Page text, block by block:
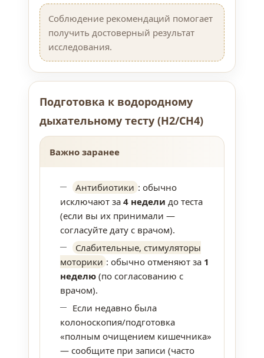
Соблюдение рекомендаций помогает
получить достоверный результат
исследования.
Подготовка к водородному
дыхательному тесту (H2/CH4)
Важно заранее
Антибиотики : обычно
исключают за 4 недели до теста
(если вы их принимали —
согласуйте дату с врачом).
Слабительные, стимуляторы
моторики : обычно отменяют за 1
неделю (по согласованию с
врачом).
Если недавно была
колоноскопия/подготовка
«полным очищением кишечника»
— сообщите при записи (часто